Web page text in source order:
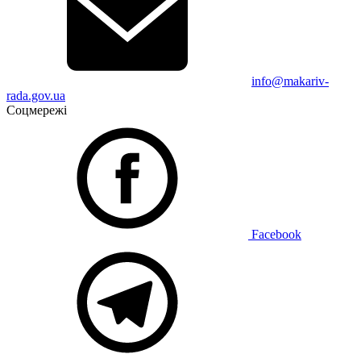
info@makariv-
rada.gov.ua
Соцмережі
Facebook